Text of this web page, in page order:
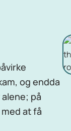
og endda
på
at få